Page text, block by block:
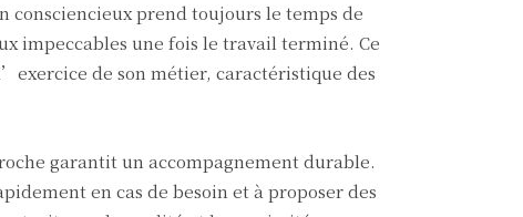
consciencieux prend toujours le temps de
impeccables une fois le travail terminé. Ce
de son métier, caractéristique des
garantit un accompagnement durable.
en cas de besoin et à proposer des